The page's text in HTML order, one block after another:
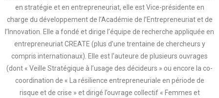
en stratégie et en entrepreneuriat, elle est Vice-présidente en
charge du développement de l’Académie de l’Entrepreneuriat et de
l’Innovation. Elle a fondé et dirige l’équipe de recherche appliquée en
entrepreneuriat CREATE (plus d’une trentaine de chercheurs y
compris internationaux). Elle est l'auteure de plusieurs ouvrages
(dont « Veille Stratégique à l’usage des décideurs » ou encore la co-
coordination de « La résilience entrepreneuriale en période de
risque et de crise » et dirigé l’ouvrage collectif « Femmes et